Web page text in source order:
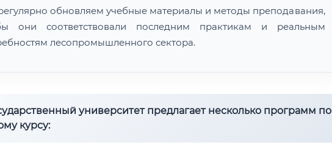
обновляем учебные материалы и методы преподавания,
они соответствовали последним практикам и реальным
лесопромышленного сектора.
университет предлагает несколько программ по
курсу: